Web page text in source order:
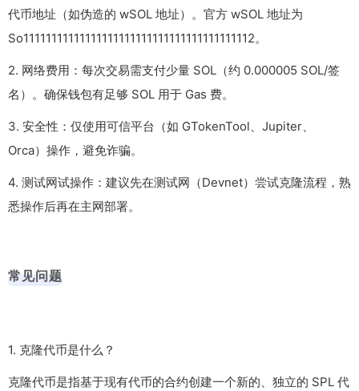
代币地址（如伪造的 wSOL 地址）。官方 wSOL 地址为
So11111111111111111111111111111111111111112。
2. 网络费用：每次交易需支付少量 SOL（约 0.000005 SOL/签
名）。确保钱包有足够 SOL 用于 Gas 费。
3. 安全性：仅使用可信平台（如 GTokenTool、Jupiter、
Orca）操作，避免诈骗。
4. 测试网试操作：建议先在测试网（Devnet）尝试克隆流程，熟
悉操作后再在主网部署。
常见问题
1. 克隆代币是什么？
克隆代币是指基于现有代币的合约创建一个新的、独立的 SPL 代